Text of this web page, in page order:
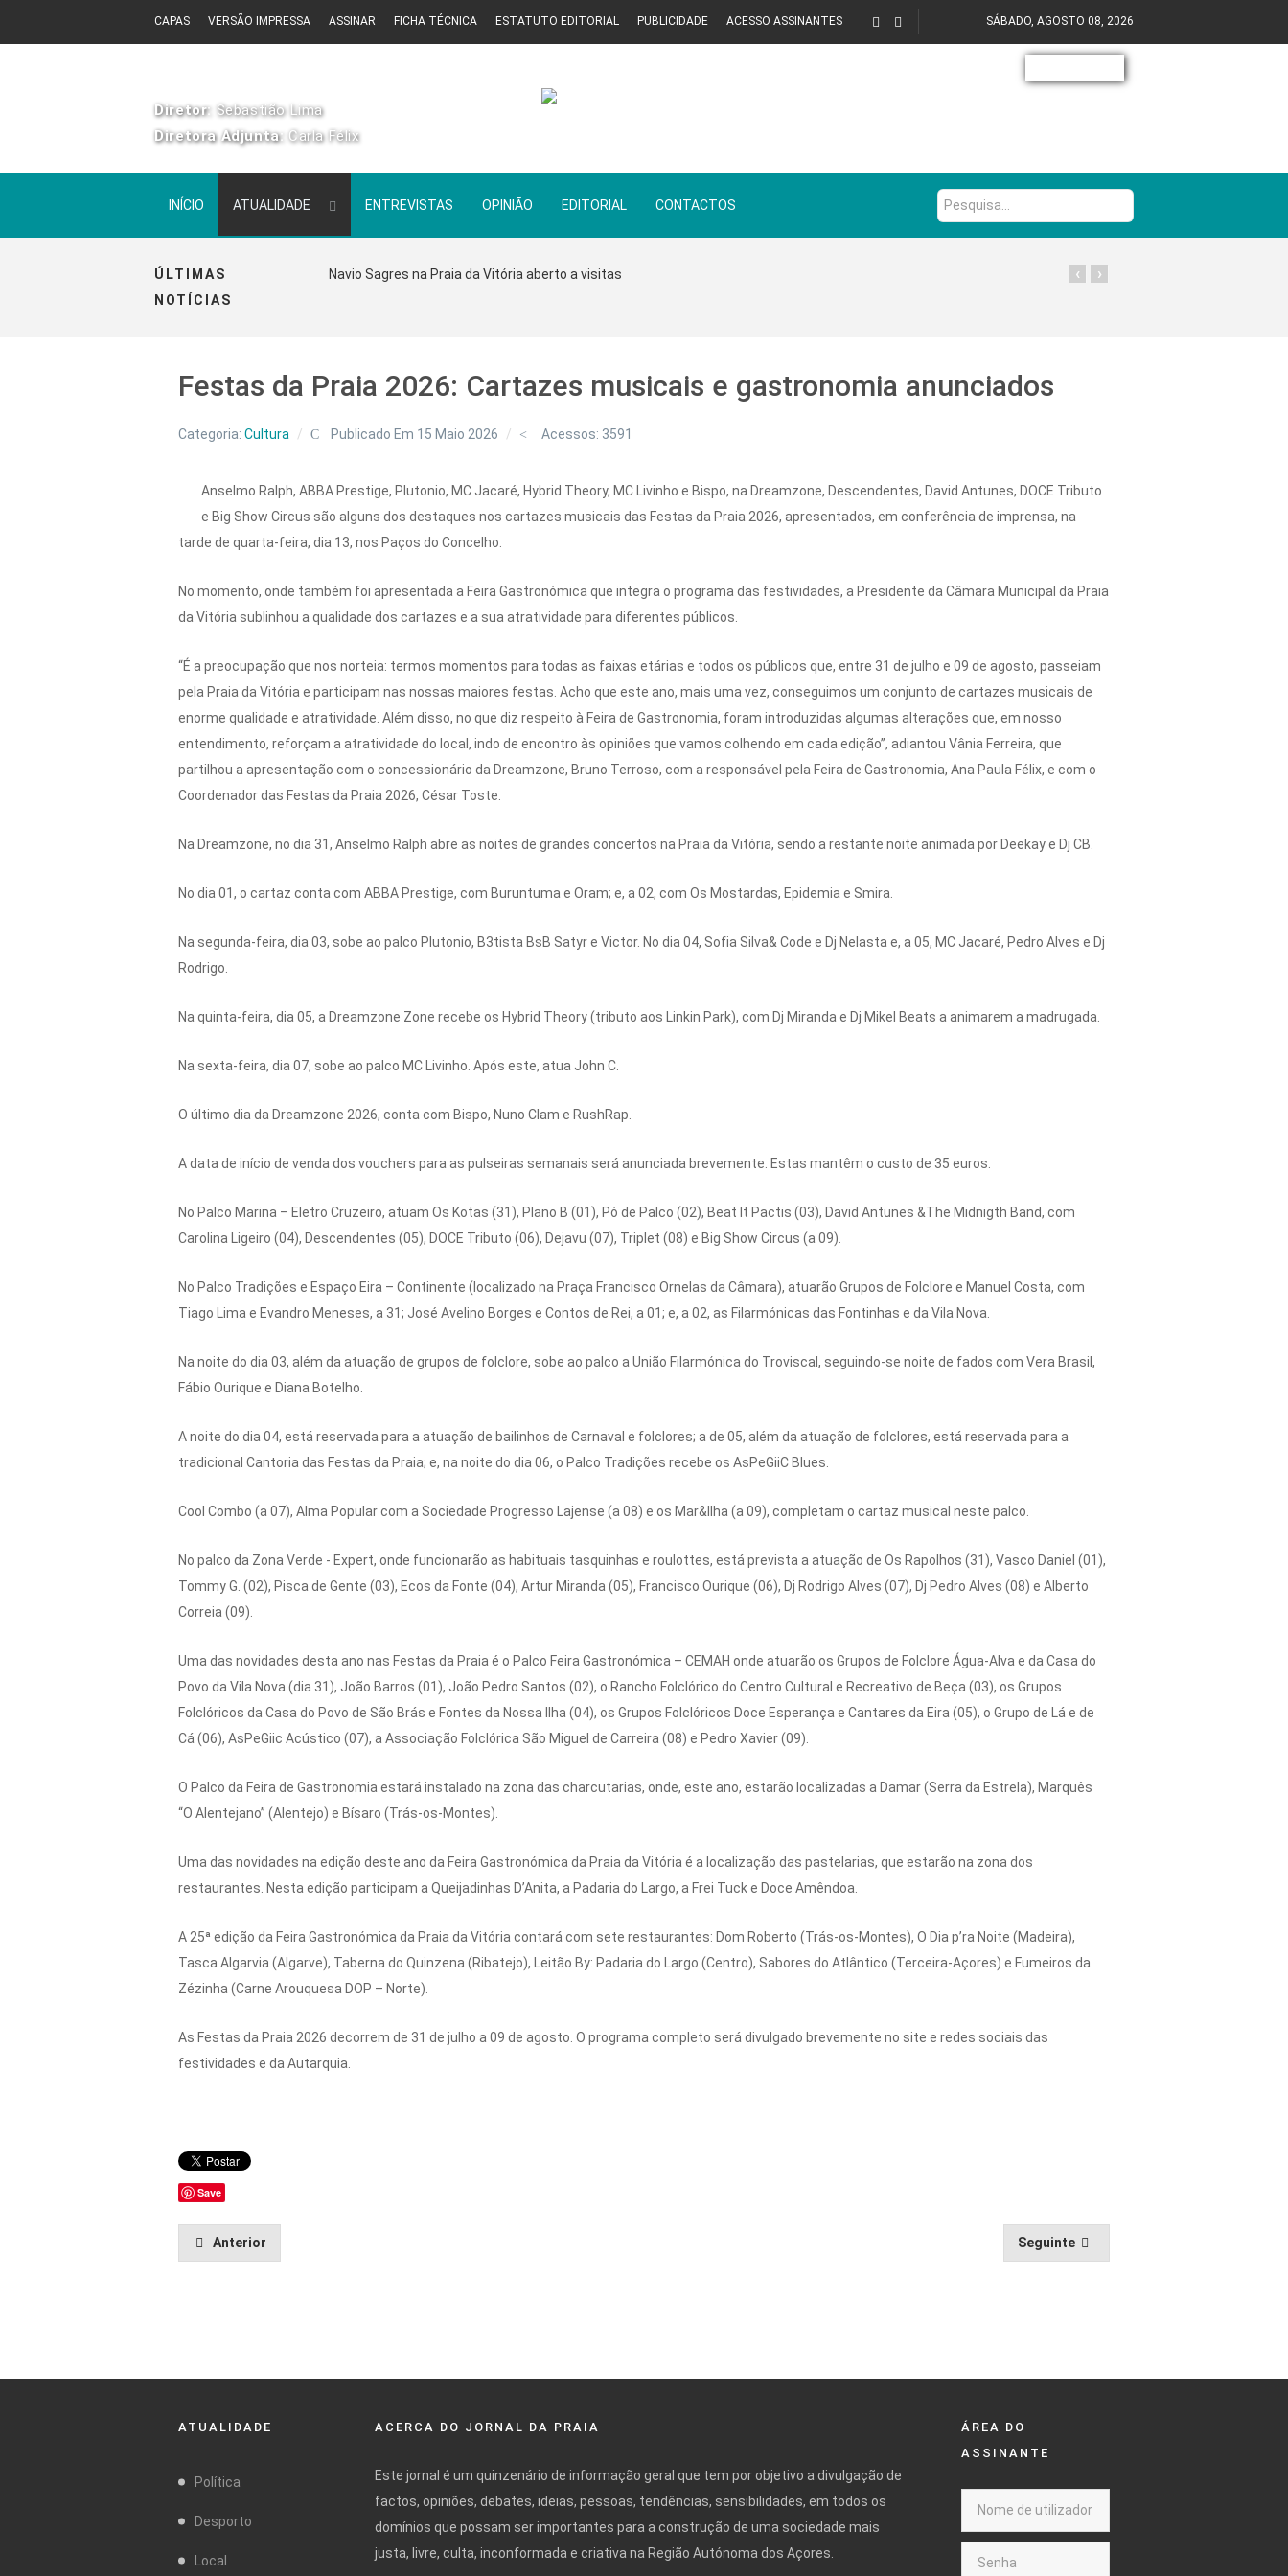
CAPAS VERSÃO IMPRESSA ASSINAR FICHA TÉCNICA ESTATUTO EDITORIAL PUBLICIDADE ACESSO ASSINANTES SÁBADO, AGOSTO 08, 2026
Diretor: Sebastião Lima
Diretora Adjunta:Carla Félix
INÍCIO ATUALIDADE ENTREVISTAS OPINIÃO EDITORIAL CONTACTOS Pesquisa...
ÚLTIMAS
NOTÍCIAS
Navio Sagres na Praia da Vitória aberto a visitas ›
‹
Festas da Praia 2026: Cartazes musicais e gastronomia anunciados
Categoria:Cultura Publicado Em 15 Maio 2026 Acessos: 3591
Anselmo Ralph, ABBA Prestige, Plutonio, MC Jacaré, Hybrid Theory, MC Livinho e Bispo, na Dreamzone, Descendentes, David Antunes, DOCE Tributo
e Big Show Circus são alguns dos destaques nos cartazes musicais das Festas da Praia 2026, apresentados, em conferência de imprensa, na
tarde de quarta-feira, dia 13, nos Paços do Concelho.
No momento, onde também foi apresentada a Feira Gastronómica que integra o programa das festividades, a Presidente da Câmara Municipal da Praia
da Vitória sublinhou a qualidade dos cartazes e a sua atratividade para diferentes públicos.
“É a preocupação que nos norteia: termos momentos para todas as faixas etárias e todos os públicos que, entre 31 de julho e 09 de agosto, passeiam
pela Praia da Vitória e participam nas nossas maiores festas. Acho que este ano, mais uma vez, conseguimos um conjunto de cartazes musicais de
enorme qualidade e atratividade. Além disso, no que diz respeito à Feira de Gastronomia, foram introduzidas algumas alterações que, em nosso
entendimento, reforçam a atratividade do local, indo de encontro às opiniões que vamos colhendo em cada edição”, adiantou Vânia Ferreira, que
partilhou a apresentação com o concessionário da Dreamzone, Bruno Terroso, com a responsável pela Feira de Gastronomia, Ana Paula Félix, e com o
Coordenador das Festas da Praia 2026, César Toste.
Na Dreamzone, no dia 31, Anselmo Ralph abre as noites de grandes concertos na Praia da Vitória, sendo a restante noite animada por Deekay e Dj CB.
No dia 01, o cartaz conta com ABBA Prestige, com Buruntuma e Oram; e, a 02, com Os Mostardas, Epidemia e Smira.
Na segunda-feira, dia 03, sobe ao palco Plutonio, B3tista BsB Satyr e Victor. No dia 04, Sofia Silva& Code e Dj Nelasta e, a 05, MC Jacaré, Pedro Alves e Dj
Rodrigo.
Na quinta-feira, dia 05, a Dreamzone Zone recebe os Hybrid Theory (tributo aos Linkin Park), com Dj Miranda e Dj Mikel Beats a animarem a madrugada.
Na sexta-feira, dia 07, sobe ao palco MC Livinho. Após este, atua John C.
O último dia da Dreamzone 2026, conta com Bispo, Nuno Clam e RushRap.
A data de início de venda dos vouchers para as pulseiras semanais será anunciada brevemente. Estas mantêm o custo de 35 euros.
No Palco Marina – Eletro Cruzeiro, atuam Os Kotas (31), Plano B (01), Pó de Palco (02), Beat It Pactis (03), David Antunes &The Midnigth Band, com
Carolina Ligeiro (04), Descendentes (05), DOCE Tributo (06), Dejavu (07), Triplet (08) e Big Show Circus (a 09).
No Palco Tradições e Espaço Eira – Continente (localizado na Praça Francisco Ornelas da Câmara), atuarão Grupos de Folclore e Manuel Costa, com
Tiago Lima e Evandro Meneses, a 31; José Avelino Borges e Contos de Rei, a 01; e, a 02, as Filarmónicas das Fontinhas e da Vila Nova.
Na noite do dia 03, além da atuação de grupos de folclore, sobe ao palco a União Filarmónica do Troviscal, seguindo-se noite de fados com Vera Brasil,
Fábio Ourique e Diana Botelho.
A noite do dia 04, está reservada para a atuação de bailinhos de Carnaval e folclores; a de 05, além da atuação de folclores, está reservada para a
tradicional Cantoria das Festas da Praia; e, na noite do dia 06, o Palco Tradições recebe os AsPeGiiC Blues.
Cool Combo (a 07), Alma Popular com a Sociedade Progresso Lajense (a 08) e os Mar&Ilha (a 09), completam o cartaz musical neste palco.
No palco da Zona Verde - Expert, onde funcionarão as habituais tasquinhas e roulottes, está prevista a atuação de Os Rapolhos (31), Vasco Daniel (01),
Tommy G. (02), Pisca de Gente (03), Ecos da Fonte (04), Artur Miranda (05), Francisco Ourique (06), Dj Rodrigo Alves (07), Dj Pedro Alves (08) e Alberto
Correia (09).
Uma das novidades desta ano nas Festas da Praia é o Palco Feira Gastronómica – CEMAH onde atuarão os Grupos de Folclore Água-Alva e da Casa do
Povo da Vila Nova (dia 31), João Barros (01), João Pedro Santos (02), o Rancho Folclórico do Centro Cultural e Recreativo de Beça (03), os Grupos
Folclóricos da Casa do Povo de São Brás e Fontes da Nossa Ilha (04), os Grupos Folclóricos Doce Esperança e Cantares da Eira (05), o Grupo de Lá e de
Cá (06), AsPeGiic Acústico (07), a Associação Folclórica São Miguel de Carreira (08) e Pedro Xavier (09).
O Palco da Feira de Gastronomia estará instalado na zona das charcutarias, onde, este ano, estarão localizadas a Damar (Serra da Estrela), Marquês
“O Alentejano” (Alentejo) e Bísaro (Trás-os-Montes).
Uma das novidades na edição deste ano da Feira Gastronómica da Praia da Vitória é a localização das pastelarias, que estarão na zona dos
restaurantes. Nesta edição participam a Queijadinhas D’Anita, a Padaria do Largo, a Frei Tuck e Doce Amêndoa.
A 25ª edição da Feira Gastronómica da Praia da Vitória contará com sete restaurantes: Dom Roberto (Trás-os-Montes), O Dia p’ra Noite (Madeira),
Tasca Algarvia (Algarve), Taberna do Quinzena (Ribatejo), Leitão By: Padaria do Largo (Centro), Sabores do Atlântico (Terceira-Açores) e Fumeiros da
Zézinha (Carne Arouquesa DOP – Norte).
As Festas da Praia 2026 decorrem de 31 de julho a 09 de agosto. O programa completo será divulgado brevemente no site e redes sociais das
festividades e da Autarquia.
Save
Anterior Seguinte
ATUALIDADE
Política
Desporto
Local
ACERCA DO JORNAL DA PRAIA
Este jornal é um quinzenário de informação geral que tem por objetivo a divulgação de
factos, opiniões, debates, ideias, pessoas, tendências, sensibilidades, em todos os
domínios que possam ser importantes para a construção de uma sociedade mais
justa, livre, culta, inconformada e criativa na Região Autónoma dos Açores.
ÁREA DO
ASSINANTE